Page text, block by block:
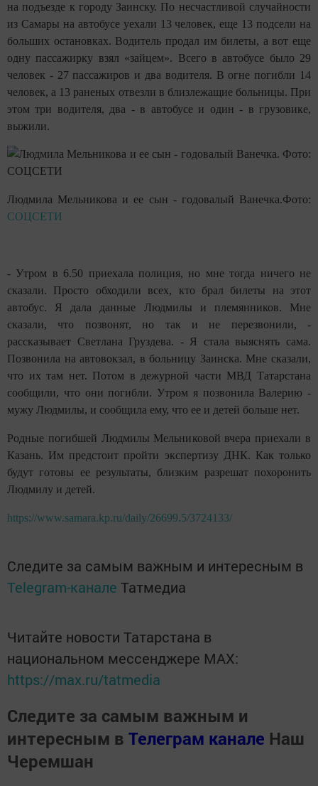
на подъезде к городу Заинску. По несчастливой случайности
из Самары на автобусе уехали 13 человек, еще 13 подсели на
больших остановках. Водитель продал им билеты, а вот еще
одну пассажирку взял «зайцем». Всего в автобусе было 29
человек - 27 пассажиров и два водителя. В огне погибли 14
человек, а 13 раненых отвезли в близлежащие больницы. При
этом три водителя, два - в автобусе и один - в грузовике,
выжили.
Людмила Мельникова и ее сын - годовалый Ванечка.Фото:
СОЦСЕТИ
- Утром в 6.50 приехала полиция, но мне тогда ничего не
сказали. Просто обходили всех, кто брал билеты на этот
автобус. Я дала данные Людмилы и племянников. Мне
сказали, что позвонят, но так и не перезвонили, -
рассказывает Светлана Груздева. - Я стала выяснять сама.
Позвонила на автовокзал, в больницу Заинска. Мне сказали,
что их там нет. Потом в дежурной части МВД Татарстана
сообщили, что они погибли. Утром я позвонила Валерию -
мужу Людмилы, и сообщила ему, что ее и детей больше нет.
Родные погибшей Людмилы Мельниковой вчера приехали в
Казань. Им предстоит пройти экспертизу ДНК. Как только
будут готовы ее результаты, близким разрешат похоронить
Людмилу и детей.
https://www.samara.kp.ru/daily/26699.5/3724133/
Следите за самым важным и интересным в
Telegram-канале Татмедиа
Читайте новости Татарстана в
национальном мессенджере MАХ:
https://max.ru/tatmedia
Следите за самым важным и
интересным в Телеграм канале Наш
Черемшан